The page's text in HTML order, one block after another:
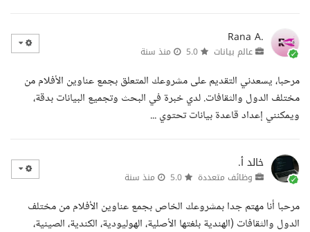
Rana A.
عالم بيانات منذ سنة
مرحبا، يسعدني التقديم على مشروعك المتعلق بجمع عناوين الأفلام من
مختلف الدول والثقافات. لدي خبرة في البحث وتجميع البيانات بدقة،
ويمكنني إعداد قاعدة بيانات تحتوي ...
خالد أ.
وظائف متعددة منذ سنة
مرحبا أنا مهتم جدا بمشروعك الخاص بجمع عناوين الأفلام من مختلف
الدول والثقافات (الهندية بلغتها الأصلية، الهوليودية، الكندية، الصينية،